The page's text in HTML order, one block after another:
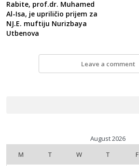
Rabite, prof.dr. Muhamed
Al-Isa, je upriličio prijem za
NJ.E. muftiju Nurizbaya
Utbenova
Leave a comment
August 2026
M
T W T F